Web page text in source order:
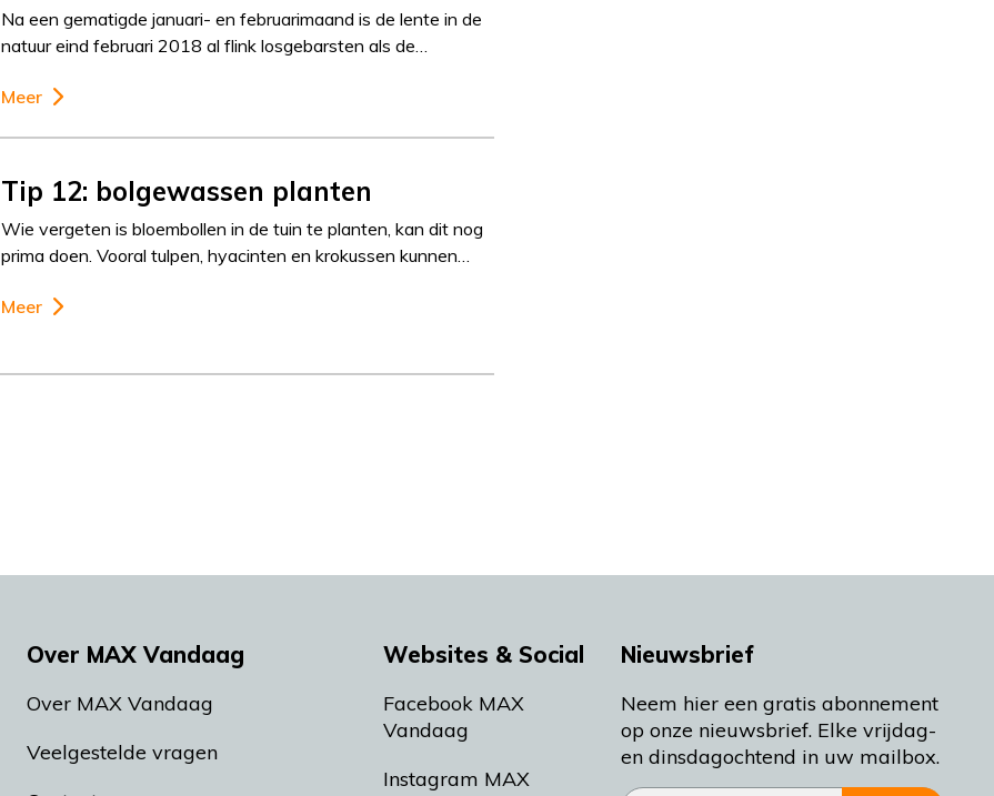
Na een gematigde januari- en februarimaand is de lente in de
natuur eind februari 2018 al flink losgebarsten als de…
Meer
Tip 12: bolgewassen planten
Wie vergeten is bloembollen in de tuin te planten, kan dit nog
prima doen. Vooral tulpen, hyacinten en krokussen kunnen…
Meer
Over MAX Vandaag
Over MAX Vandaag
Veelgestelde vragen
Websites & Social
Facebook MAX
Vandaag
Instagram MAX
Nieuwsbrief
Neem hier een gratis abonnement
op onze nieuwsbrief. Elke vrijdag-
en dinsdagochtend in uw mailbox.